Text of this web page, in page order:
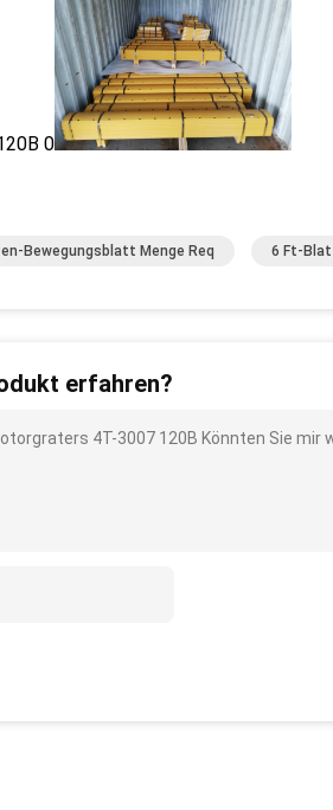
Bewegungsblatt Menge Req 6 Ft-
erfahren?
4T-3007 120B Könnten Sie mir